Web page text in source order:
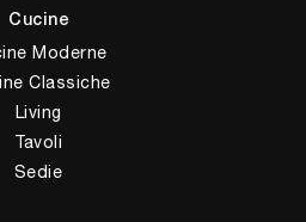
Cucine
Moderne
Classiche
Living
Tavoli
Sedie